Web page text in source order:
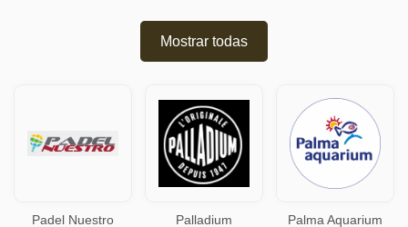
Mostrar todas
Padel Nuestro Palladium Palma Aquarium